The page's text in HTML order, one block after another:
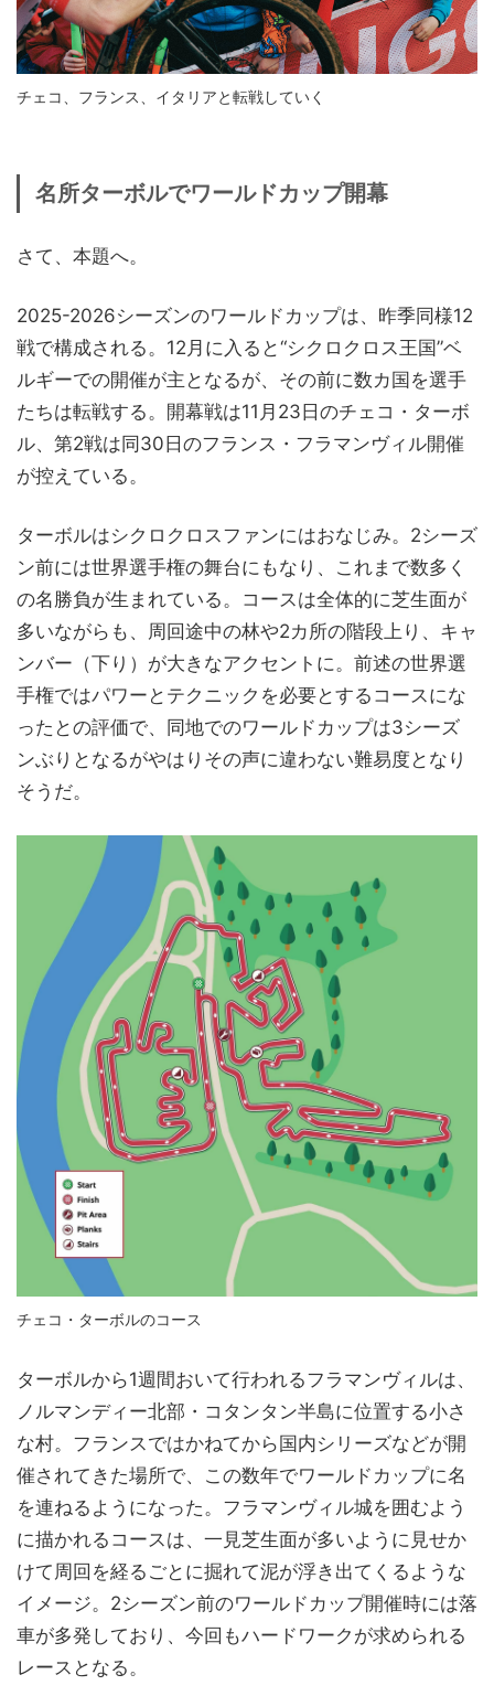
チェコ、フランス、イタリアと転戦していく
名所ターボルでワールドカップ開幕
さて、本題へ。
2025-2026シーズンのワールドカップは、昨季同様12
戦で構成される。12月に入ると“シクロクロス王国”ベ
ルギーでの開催が主となるが、その前に数カ国を選手
たちは転戦する。開幕戦は11月23日のチェコ・ターボ
ル、第2戦は同30日のフランス・フラマンヴィル開催
が控えている。
ターボルはシクロクロスファンにはおなじみ。2シーズ
ン前には世界選手権の舞台にもなり、これまで数多く
の名勝負が生まれている。コースは全体的に芝生面が
多いながらも、周回途中の林や2カ所の階段上り、キャ
ンバー（下り）が大きなアクセントに。前述の世界選
手権ではパワーとテクニックを必要とするコースにな
ったとの評価で、同地でのワールドカップは3シーズ
ンぶりとなるがやはりその声に違わない難易度となり
そうだ。
チェコ・ターボルのコース
ターボルから1週間おいて行われるフラマンヴィルは、
ノルマンディー北部・コタンタン半島に位置する小さ
な村。フランスではかねてから国内シリーズなどが開
催されてきた場所で、この数年でワールドカップに名
を連ねるようになった。フラマンヴィル城を囲むよう
に描かれるコースは、一見芝生面が多いように見せか
けて周回を経るごとに掘れて泥が浮き出てくるような
イメージ。2シーズン前のワールドカップ開催時には落
車が多発しており、今回もハードワークが求められる
レースとなる。